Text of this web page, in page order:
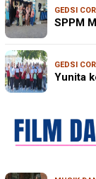
GEDSI
SPPM
GEDSI
Yunita